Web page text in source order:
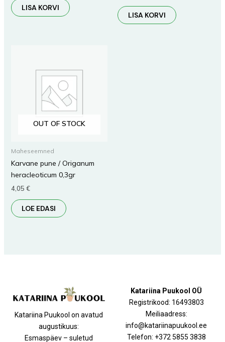
LISA KORVI
LISA KORVI
OUT OF STOCK
Maheseemned
Karvane pune / Origanum
heracleoticum 0,3gr
4,05 €
LOE EDASI
Katariina Puukool on avatud
augustikuus:
Esmaspäev – suletud
Katariina Puukool OÜ
Registrikood: 16493803
Meiliaadress:
info@katariinapuukool.ee
Telefon: +372 5855 3838